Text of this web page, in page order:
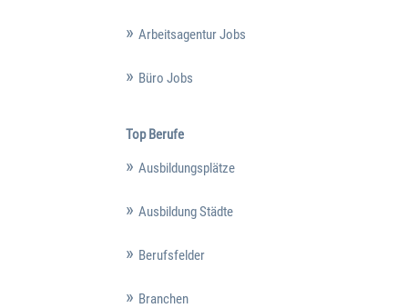
Arbeitsagentur Jobs
Büro Jobs
Top Berufe
Ausbildungsplätze
Ausbildung Städte
Berufsfelder
Branchen